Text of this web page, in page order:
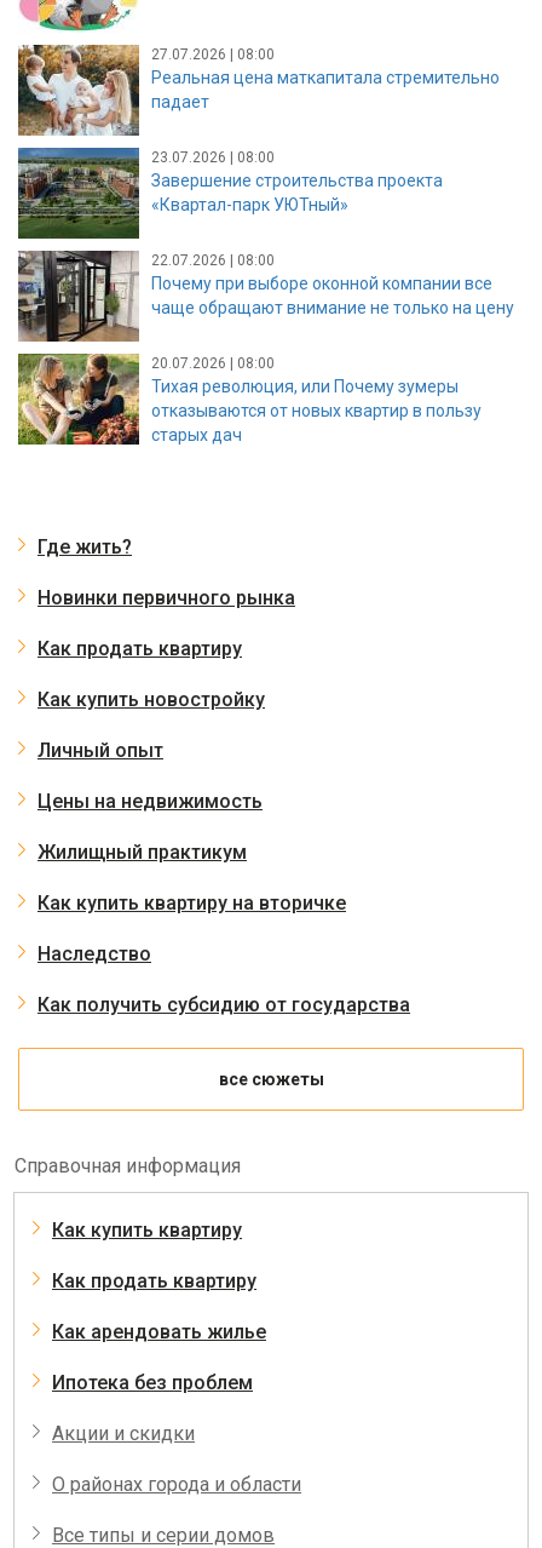
27.07.2026 | 08:00
Реальная цена маткапитала стремительно
падает
23.07.2026 | 08:00
Завершение строительства проекта
«Квартал-парк УЮТный»
22.07.2026 | 08:00
Почему при выборе оконной компании все
чаще обращают внимание не только на цену
20.07.2026 | 08:00
Тихая революция, или Почему зумеры
отказываются от новых квартир в пользу
старых дач
Где жить?
Новинки первичного рынка
Как продать квартиру
Как купить новостройку
Личный опыт
Цены на недвижимость
Жилищный практикум
Как купить квартиру на вторичке
Наследство
Как получить субсидию от государства
все сюжеты
Справочная информация
Как купить квартиру
Как продать квартиру
Как арендовать жилье
Ипотека без проблем
Акции и скидки
О районах города и области
Все типы и серии домов